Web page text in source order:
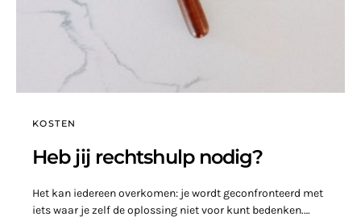
KOSTEN
Heb jij rechtshulp nodig?
Het kan iedereen overkomen: je wordt geconfronteerd met
iets waar je zelf de oplossing niet voor kunt bedenken.…